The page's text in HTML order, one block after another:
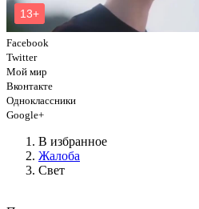
Facebook
Twitter
Мой мир
Вконтакте
Одноклассники
Google+
В избранное
Жалоба
Свет